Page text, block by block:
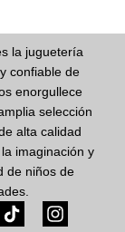
la juguetería
confiable de
enorgullece
selección
alta calidad
imaginación y
de niños de